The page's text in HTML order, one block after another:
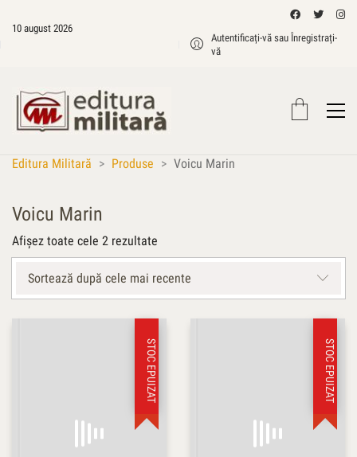
10 august 2026
Autentificați-vă sau Înregistrați-
vă
Editura Militară > Produse > Voicu Marin
Voicu Marin
Afișez toate cele 2 rezultate
după
cele
Sortează după cele mai recente
STOC EPUIZAT STOC EPUIZAT